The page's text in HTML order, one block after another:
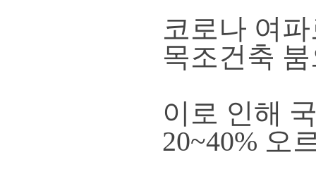
코로나 여
목조건축
이로 인해
20~40% 오